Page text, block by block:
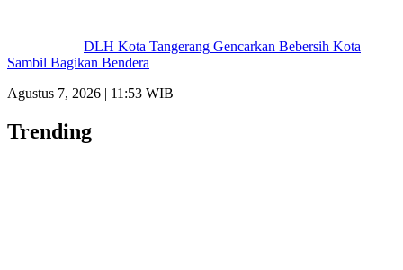
DLH Kota Tangerang Gencarkan Bebersih Kota
Sambil Bagikan Bendera
Agustus 7, 2026 | 11:53 WIB
Trending